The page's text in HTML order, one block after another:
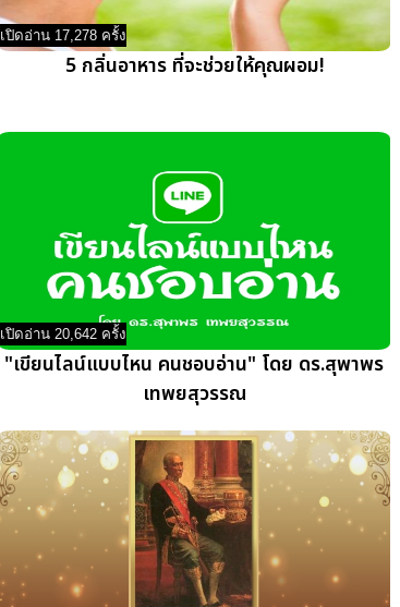
เปิดอ่าน 17,278 ครั้ง
5 กลิ่นอาหาร ที่จะช่วยให้คุณผอม!
เปิดอ่าน 20,642 ครั้ง
"เขียนไลน์แบบไหน คนชอบอ่าน" โดย ดร.สุพาพร
เทพยสุวรรณ